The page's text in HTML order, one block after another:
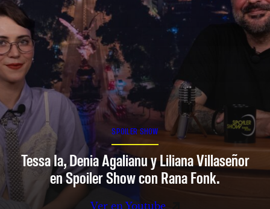
SPOILER SHOW
Tessa Ia, Denia Agalianu y Liliana Villaseñor
en Spoiler Show con Rana Fonk.
Ver en Youtube